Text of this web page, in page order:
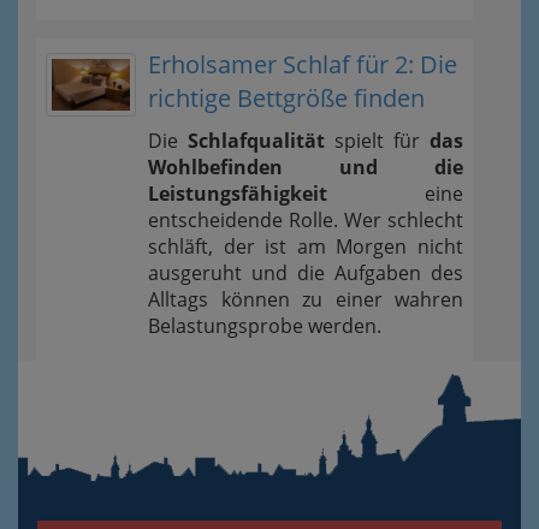
Erholsamer Schlaf für 2: Die
richtige Bettgröße finden
Die Schlafqualität spielt für das
Wohlbefinden und die
Leistungsfähigkeit eine
entscheidende Rolle. Wer schlecht
schläft, der ist am Morgen nicht
ausgeruht und die Aufgaben des
Alltags können zu einer wahren
Belastungsprobe werden.